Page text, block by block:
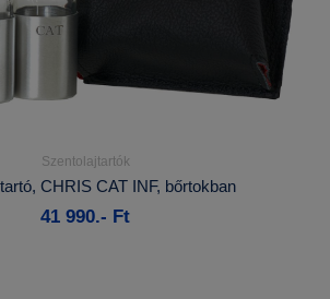
Részletek...
Kosárba
Szentolajtartók
CHRIS CAT INF, bőrtokban
41 990.- Ft